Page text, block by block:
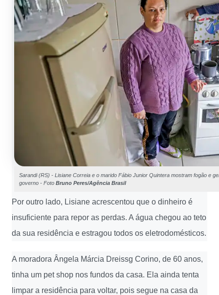
Sarandi (RS) - Lisiane Correia e o marido Fábio Junior Quintera mostram fogão e
governo - Foto Bruno Peres/Agência Brasil
Por outro lado, Lisiane acrescentou que o dinheiro é
insuficiente para repor as perdas. A água chegou ao teto
da sua residência e estragou todos os eletrodomésticos.
A moradora Ângela Márcia Dreissg Corino, de 60 anos,
tinha um pet shop nos fundos da casa. Ela ainda tenta
limpar a residência para voltar, pois segue na casa da